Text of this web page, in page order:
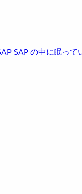
SAP の中に眠って